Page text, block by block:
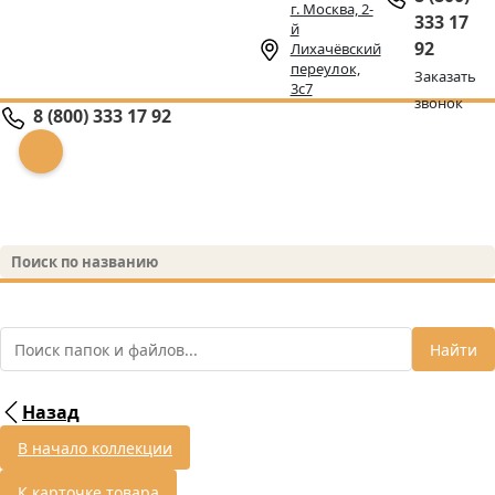
г. Москва, 2-
й
Лихачёвский
переулок,
3с7
333 17
92
Заказать
звонок
8 (800) 333 17 92
Найти
Назад
В начало коллекции